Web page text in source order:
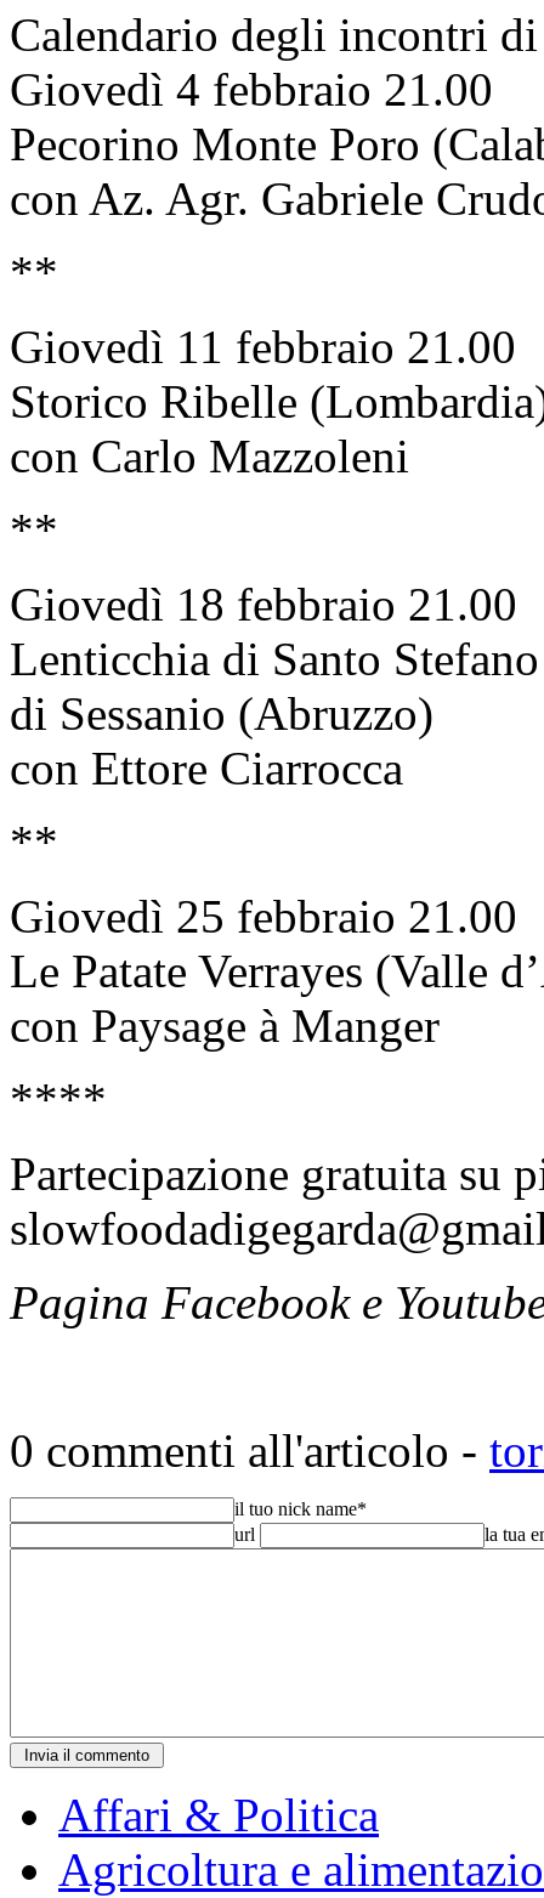
Calendario degli incontri
Giovedì 4 febbraio 21.00
Pecorino Monte Poro
con Az. Agr. Gabriele
**
Giovedì 11 febbraio 21.00
Storico Ribelle
con Carlo Mazzoleni
**
Giovedì 18 febbraio 21.00
Lenticchia di Santo Stefano
di Sessanio (Abruzzo)
con Ettore Ciarrocca
**
Giovedì 25 febbraio 21.00
Le Patate Verrayes (Valle
con Paysage à Manger
****
Partecipazione gratuita su
Pagina Facebook e
0 commenti all'articolo -
il tuo nick name*
url
la tua
Affari & Politica
Agricoltura e